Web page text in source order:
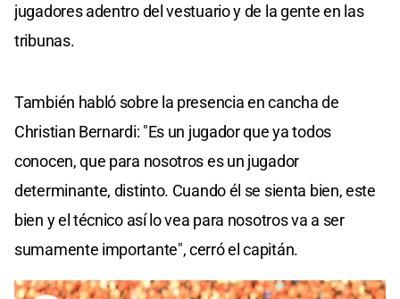
jugadores adentro del vestuario y de la gente en las
tribunas.
También habló sobre la presencia en cancha de
Christian Bernardi: "Es un jugador que ya todos
conocen, que para nosotros es un jugador
determinante, distinto. Cuando él se sienta bien, este
bien y el técnico así lo vea para nosotros va a ser
sumamente importante", cerró el capitán.